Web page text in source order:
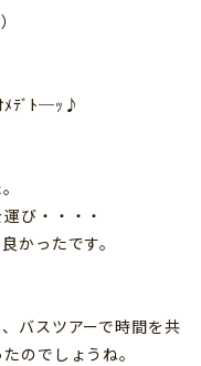
ﾒﾃﾞﾄ─ｯ♪
び・・・・
かったです。
バスツアーで時間を共
のでしょうね。